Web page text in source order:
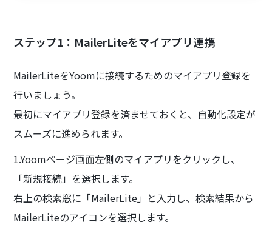
ステップ1：MailerLiteをマイアプリ連携
MailerLiteをYoomに接続するためのマイアプリ登録を
行いましょう。
最初にマイアプリ登録を済ませておくと、自動化設定が
スムーズに進められます。
1.Yoomページ画面左側のマイアプリをクリックし、
「新規接続」を選択します。
右上の検索窓に「MailerLite」と入力し、検索結果から
MailerLiteのアイコンを選択します。